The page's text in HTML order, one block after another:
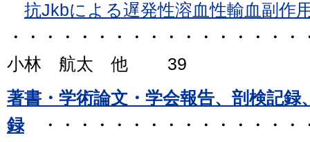
抗Jkbによる遅発性溶血性輸血副作
・・・・・・・・・・・・・・・・
小林 航太 他 39
著書・学術論文・学会報告、剖検記録
録・・・・・・・・・・・・・・・